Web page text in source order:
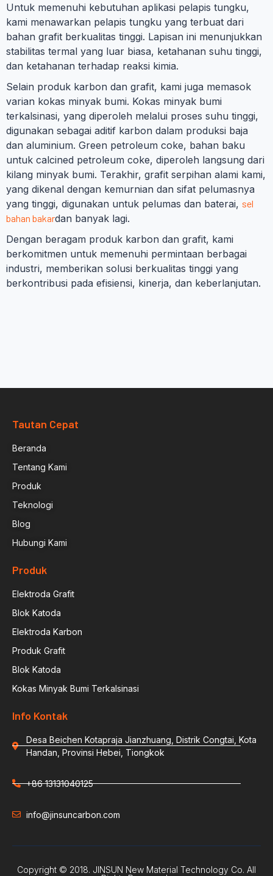
Untuk memenuhi kebutuhan aplikasi pelapis tungku,
kami menawarkan pelapis tungku yang terbuat dari
bahan grafit berkualitas tinggi. Lapisan ini menunjukkan
stabilitas termal yang luar biasa, ketahanan suhu tinggi,
dan ketahanan terhadap reaksi kimia.
Selain produk karbon dan grafit, kami juga memasok
varian kokas minyak bumi. Kokas minyak bumi
terkalsinasi, yang diperoleh melalui proses suhu tinggi,
digunakan sebagai aditif karbon dalam produksi baja
dan aluminium. Green petroleum coke, bahan baku
untuk calcined petroleum coke, diperoleh langsung dari
kilang minyak bumi. Terakhir, grafit serpihan alami kami,
yang dikenal dengan kemurnian dan sifat pelumasnya
yang tinggi, digunakan untuk pelumas dan baterai, sel
bahan bakardan banyak lagi.
Dengan beragam produk karbon dan grafit, kami
berkomitmen untuk memenuhi permintaan berbagai
industri, memberikan solusi berkualitas tinggi yang
berkontribusi pada efisiensi, kinerja, dan keberlanjutan.
Tautan Cepat
Beranda
Tentang Kami
Produk
Teknologi
Blog
Hubungi Kami
Produk
Elektroda Grafit
Blok Katoda
Elektroda Karbon
Produk Grafit
Blok Katoda
Kokas Minyak Bumi Terkalsinasi
Info Kontak
Desa Beichen Kotapraja Jianzhuang, Distrik Congtai, Kota
Handan, Provinsi Hebei, Tiongkok
+86 13131040125
info@jinsuncarbon.com
Copyright © 2018. JINSUN New Material Technology Co. All